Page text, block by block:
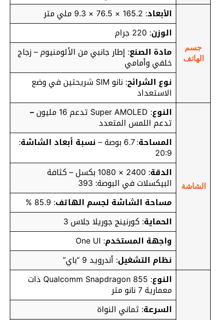
جسم
الهاتف
الأبعاد: 165.2 × 76.5 × 9.3 ملي متر
الوزن: 220 جرام
مادة الصنع: إطار جانبي من الألومنيوم – زجاج
خلفي وأمامي
نوع الشرائح
: نانو SIM شريحتين في وضع
الاستعداد
الشاشة
النوع: Super AMOLED تدعم 16 مليون –
تدعم اللمس المتعدد
المساحة: 6.7 بوصة – نسبة أبعاد الشاشة:
20:9
الدقة
: 2400 × 1080 بكسل – كثافة
البيكسلات في البوصة: 393
مساحة الشاشة لجسم الهاتف: 85.9 %
الحماية: كورنينج جوريلا جلاس 3
واجهة المستخدم: One UI
نظام التشغيل: أندرويد 9 “باي”
النوع : Qualcomm Snapdragon 855 ذات
معمارية 7 نانو متر
السرعة: ثماني النواة